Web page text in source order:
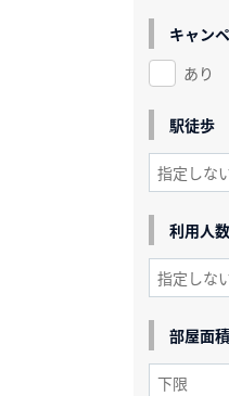
キャン
あり
駅徒歩
利用人数
部屋面積